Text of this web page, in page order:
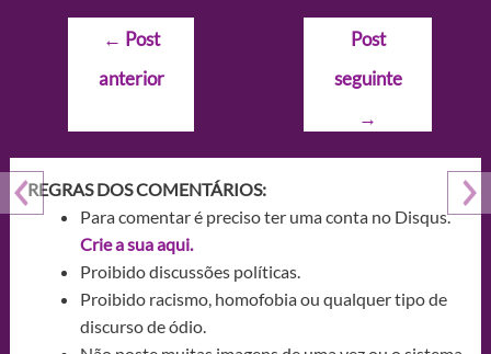
Navegação
Post
← Post
anterior
Post
seguinte
→
REGRAS DOS COMENTÁRIOS:
Para comentar é preciso ter uma conta no Disqus.
Crie a sua aqui.
Proibido discussões políticas.
Proibido racismo, homofobia ou qualquer tipo de
discurso de ódio.